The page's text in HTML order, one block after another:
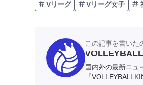
Vリーグ Vリーグ女子
この記事を書いた
国内外の最新ニュ
『